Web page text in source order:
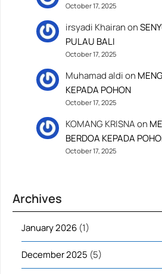
October 17, 2025
irsyadi Khairanon
PULAU BALI
October 17, 2025
Muhamad aldion
KEPADA POHON
October 17, 2025
KOMANG KRISNAon
BERDOA KEPADA
October 17, 2025
Archives
January 2026 (1)
December 2025 (5)